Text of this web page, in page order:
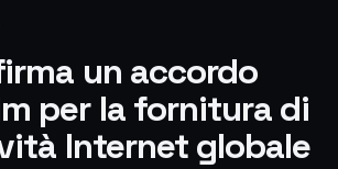
un accordo
per la fornitura di
Internet globale